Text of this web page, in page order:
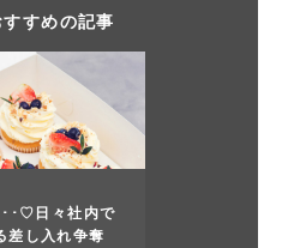
すめの記事
･♡日々社内で
差し入れ争奪